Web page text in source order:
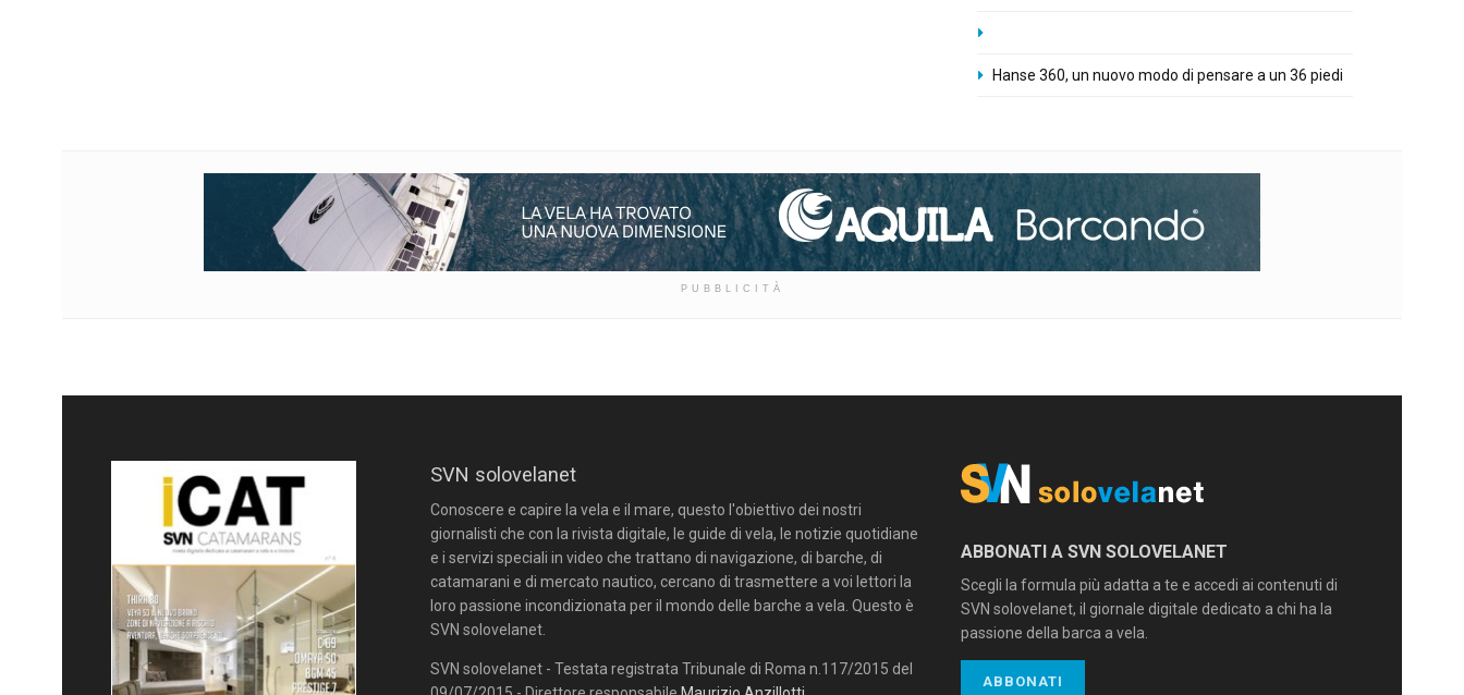
Hanse 360, un nuovo modo di pensare a un 36 piedi
PUBBLICITÀ
SVN solovelanet
Conoscere e capire la vela e il mare, questo l'obiettivo dei nostri
giornalisti che con la rivista digitale, le guide di vela, le notizie quotidiane
e i servizi speciali in video che trattano di navigazione, di barche, di
catamarani e di mercato nautico, cercano di trasmettere a voi lettori la
loro passione incondizionata per il mondo delle barche a vela. Questo è
SVN solovelanet.
SVN solovelanet - Testata registrata Tribunale di Roma n.117/2015 del
ABBONATI A SVN SOLOVELANET
Scegli la formula più adatta a te e accedi ai contenuti di
SVN solovelanet, il giornale digitale dedicato a chi ha la
passione della barca a vela.
ABBONATI